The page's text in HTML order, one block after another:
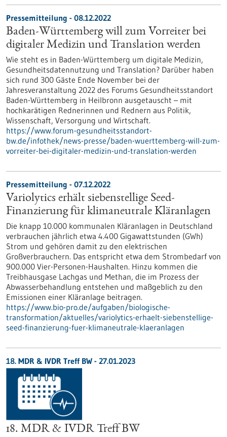
Pressemitteilung - 08.12.2022
Baden-Württemberg will zum Vorreiter bei
digitaler Medizin und Translation werden
Wie steht es in Baden-Württemberg um digitale Medizin,
Gesundheitsdatennutzung und Translation? Darüber haben
sich rund 300 Gäste Ende November bei der
Jahresveranstaltung 2022 des Forums Gesundheitsstandort
Baden-Württemberg in Heilbronn ausgetauscht – mit
hochkarätigen Rednerinnen und Rednern aus Politik,
Wissenschaft, Versorgung und Wirtschaft.
https://www.forum-gesundheitsstandort-
bw.de/infothek/news-presse/baden-wuerttemberg-will-zum-
vorreiter-bei-digitaler-medizin-und-translation-werden
Pressemitteilung - 07.12.2022
Variolytics erhält siebenstellige Seed-
Finanzierung für klimaneutrale Kläranlagen
Die knapp 10.000 kommunalen Kläranlagen in Deutschland
verbrauchen jährlich etwa 4.400 Gigawattstunden (GWh)
Strom und gehören damit zu den elektrischen
Großverbrauchern. Das entspricht etwa dem Strombedarf von
900.000 Vier-Personen-Haushalten. Hinzu kommen die
Treibhausgase Lachgas und Methan, die im Prozess der
Abwasserbehandlung entstehen und maßgeblich zu den
Emissionen einer Kläranlage beitragen.
https://www.bio-pro.de/aufgaben/biologische-
transformation/aktuelles/variolytics-erhaelt-siebenstellige-
seed-finanzierung-fuer-klimaneutrale-klaeranlagen
18. MDR & IVDR Treff BW - 27.01.2023
18. MDR & IVDR Treff BW